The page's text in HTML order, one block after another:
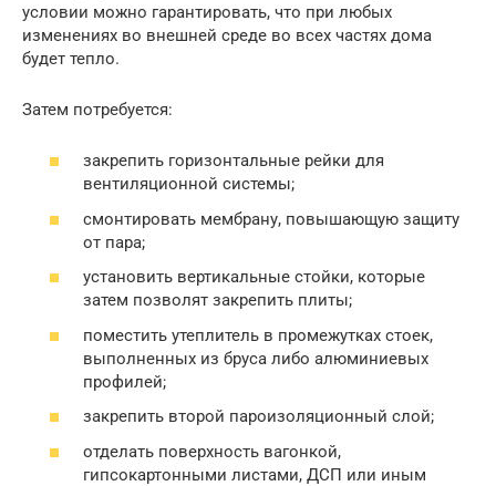
условии можно гарантировать, что при любых
изменениях во внешней среде во всех частях дома
будет тепло.
Затем потребуется:
закрепить горизонтальные рейки для
вентиляционной системы;
смонтировать мембрану, повышающую защиту
от пара;
установить вертикальные стойки, которые
затем позволят закрепить плиты;
поместить утеплитель в промежутках стоек,
выполненных из бруса либо алюминиевых
профилей;
закрепить второй пароизоляционный слой;
отделать поверхность вагонкой,
гипсокартонными листами, ДСП или иным